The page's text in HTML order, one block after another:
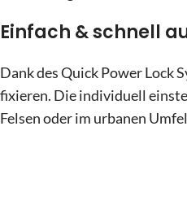
Einfach & schnell
Dank des Quick Power Lock
fixieren. Die individuell
Felsen oder im urbanen